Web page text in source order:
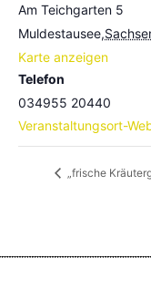
Am Teichgarten 5
Muldestausee,
Karte anzeigen
Telefon
034955 20440
Veranstaltungsort-
„frische